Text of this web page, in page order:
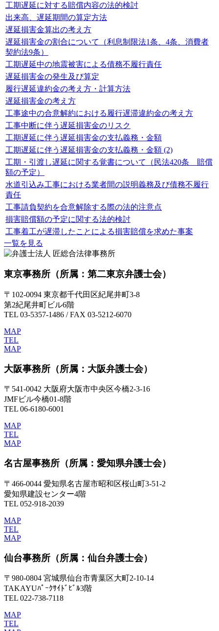
工期遅延に対する賠償内容の法的検討
出来高、遅延期間の算定方法
遅延損害金算出の考え方
遅延損害金の割合について（利息制限法1条、4条、消費者
契約法9条）
工期遅延中の地震被害による債務不履行責任
遅延損害金の発生及び算定
履行遅延違約金の考え方・計算方法
遅延損害金の考え方
工事途中の合意解約における履行遅滞違約金の考え方
工事中断に伴う遅延損害金のリスク
工期遅延に伴う遅延損害金の支払義務・金額
工期遅延に伴う遅延損害金の支払義務・金額 (2)
工期・引渡し遅延に関する覚書について（民法420条 賠償
額の予定）
水道引込み工事における業者間の説明義務及び債務不履行
責任
工事請負契約を合意解除する際の法的注意点
損害賠償額の予定に関する法的検討
工事着工が遅滞したことによる損害賠償を求めた事案
一覧を見る
東京事務所 （所属：第二東京弁護士会）
〒102-0094 東京都千代田区紀尾井町3-8
第2紀尾井町ビル6階
TEL 03-5357-1486 / FAX 03-5212-6070
MAP
TEL
MAP
大阪事務所 （所属：大阪弁護士会）
〒541-0042 大阪府大阪市中央区今橋2-3-16
JMFビル今橋01-8階
TEL 06-6180-6001
MAP
TEL
MAP
名古屋事務所 （所属：愛知県弁護士会）
〒466-0044 愛知県名古屋市昭和区桜山町3-51-2
愛知県建設センター4階
TEL 052-918-2039
MAP
TEL
MAP
仙台事務所 （所属：仙台弁護士会）
〒980-0804 宮城県仙台市青葉区大町2-10-14
TAKAYUﾊﾟｰｸｻｲﾄﾞﾋﾞﾙ3階
TEL 022-738-7118
MAP
TEL